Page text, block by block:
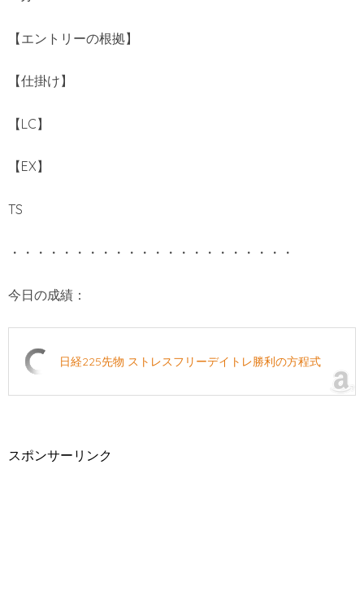
【エントリーの根拠】
【仕掛け】
【LC】
【EX】
TS
・・・・・・・・・・・・・・・・・・・・・・
今日の成績：
日経225先物 ストレスフリーデイトレ勝利の方程式
スポンサーリンク